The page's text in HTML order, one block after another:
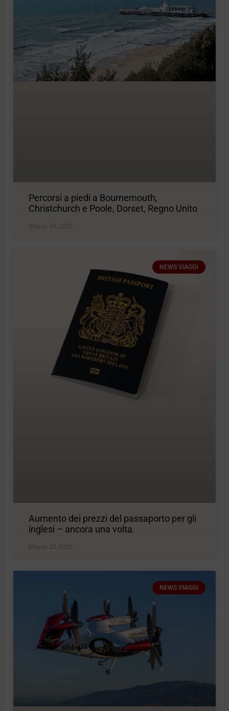
Percorsi a piedi a Bournemouth,
Christchurch e Poole, Dorset, Regno Unito
Marzo 26, 2025
NEWS VIAGGI
Aumento dei prezzi del passaporto per gli
inglesi – ancora una volta.
Marzo 22, 2025
NEWS VIAGGI